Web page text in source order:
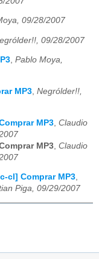
09/28/2007
09/28/2007
, Pablo Moya,
MP3, Negrólder!!,
MP3 Claudio
MP3 Claudio
cl] Comprar MP3,
Piga, 09/29/2007